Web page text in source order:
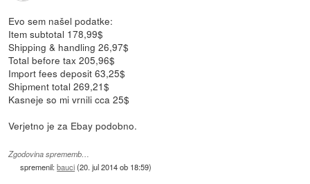
Evo sem našel podatke:
Item subtotal 178,99$
Shipping & handling 26,97$
Total before tax 205,96$
Import fees deposit 63,25$
Shipment total 269,21$
Kasneje so mi vrnili cca 25$
Verjetno je za Ebay podobno.
Zgodovina sprememb…
spremenil:bauci(20. jul 2014 ob 18:59)